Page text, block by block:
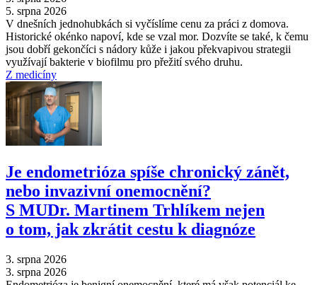
5. srpna 2026
V dnešních jednohubkách si vyčíslíme cenu za práci z domova.
Historické okénko napoví, kde se vzal mor. Dozvíte se také, k čemu
jsou dobří gekončíci s nádory kůže i jakou překvapivou strategii
využívají bakterie v biofilmu pro přežití svého druhu.
Z medicíny
Je endometrióza spíše chronický zánět,
nebo invazivní onemocnění?
S MUDr. Martinem Trhlíkem nejen
o tom, jak zkrátit cestu k diagnóze
3. srpna 2026
3. srpna 2026